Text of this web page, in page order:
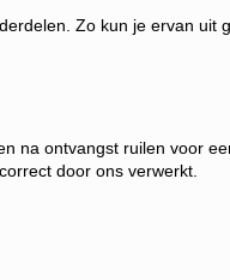
Zo kun je ervan
na ontvangst ruilen voor
door ons verwerkt.